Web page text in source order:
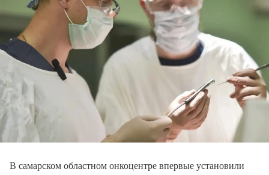
В самарском областном онкоцентре впервые установили